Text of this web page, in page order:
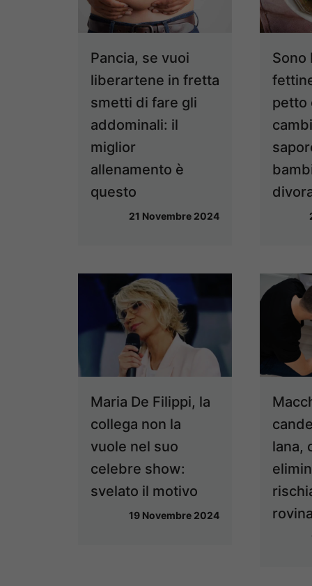
Pancia, se vuoi
liberartene in fretta
smetti di fare gli
addominali: il
miglior
allenamento è
questo
21 Novembre 2024
Sono
petto
Maria De Filippi, la
collega non la
vuole nel suo
celebre show:
svelato il motivo
19 Novembre 2024
lana,